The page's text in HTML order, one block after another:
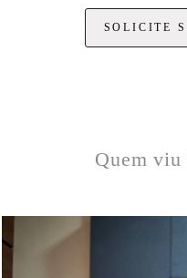
SOLICITE
Quem viu